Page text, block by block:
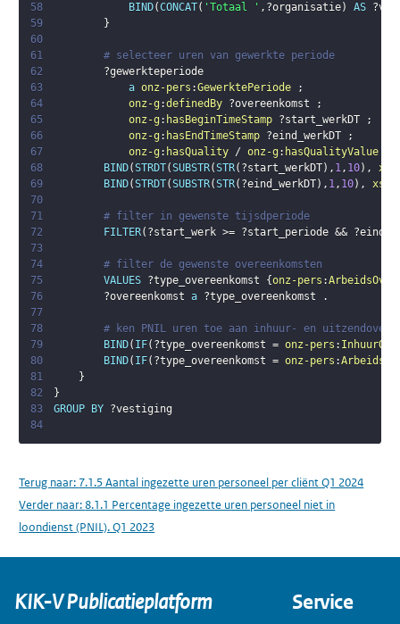
58
BIND(CONCAT( 'Totaal ' , ?organisatie) AS
59
}
60
61
# selecteer uren van gewerkte periode
62
?gewerkteperiode
63
a onz-pers :GewerktePeriode
;
64
onz-g :definedBy ?overeenkomst
;
65
onz-g : hasBeginTimeStamp ?start_werkDT
;
66
onz-g : hasEndTimeStamp ?eind_werkDT
;
67
onz-g : hasQuality / onz-g : hasQualityValue
68
BIND(STRDT(SUBSTR(STR( ?start_werkDT) , 1, 10) , xsd
69
BIND(STRDT(SUBSTR(STR( ?eind_werkDT) , 1, 10) , xsd
70
71
# filter in gewenste tijsdperiode
72
FILTER( ?start_werk >= ?start_periode &&
73
74
# filter de gewenste overeenkomsten
75
VALUES ?type_overeenkomst {onz-pers :
76
?overeenkomst a ?type_overeenkomst
.
77
78
# ken PNIL uren toe aan inhuur- en
79
BIND( IF( ?type_overeenkomst = onz-pers :
80
BIND( IF( ?type_overeenkomst = onz-pers :
81
}
82
}
83
GROUP BY ?vestiging
84
Terug naar: 7.1.5 Aantal ingezette uren personeel per cliënt Q1 2024
Verder naar:8.1.1 Percentage ingezette uren personeel niet in
loondienst (PNIL). Q1 2023
KIK-V Publicatieplatform Service